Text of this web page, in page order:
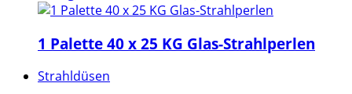
1 Palette 40 x 25 KG Glas-Strahlperlen
Strahldüsen